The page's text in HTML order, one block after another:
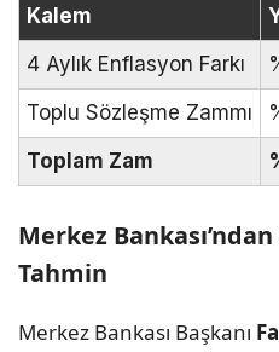
Kalem
4 Aylık Enflasyon Farkı
Toplu Sözleşme Zammı
Toplam Zam
Merkez
Tahmin
Merkez Bankası Başkanı